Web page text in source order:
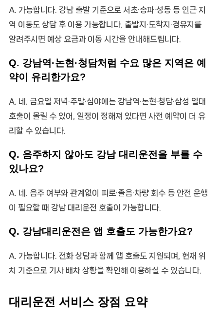
A. 가능합니다. 강남 출발 기준으로 서초·송파·성동 등 인근 지
역 이동도 상담 후 이용 가능합니다. 출발지·도착지·경유지를
알려주시면 예상 요금과 이동 시간을 안내해드립니다.
Q. 강남역·논현·청담처럼 수요 많은 지역은 예
약이 유리한가요?
A. 네. 금요일 저녁·주말·심야에는 강남역·논현·청담·삼성 일대
호출이 몰릴 수 있어, 일정이 정해져 있다면 사전 예약이 더 유
리할 수 있습니다.
Q. 음주하지 않아도 강남 대리운전을 부를 수
있나요?
A. 네. 음주 여부와 관계없이 피로·졸음·차량 회수 등 안전 운행
이 필요할 때 강남 대리운전 호출이 가능합니다.
Q. 강남대리운전은 앱 호출도 가능한가요?
A. 가능합니다. 전화 상담과 함께 앱 호출도 지원되며, 현재 위
치 기준으로 기사 배차 상황을 확인해 이용하실 수 있습니다.
대리운전 서비스 장점 요약